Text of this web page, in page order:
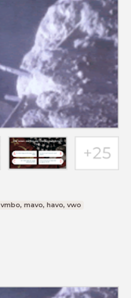
vmbo, mavo, havo, vwo